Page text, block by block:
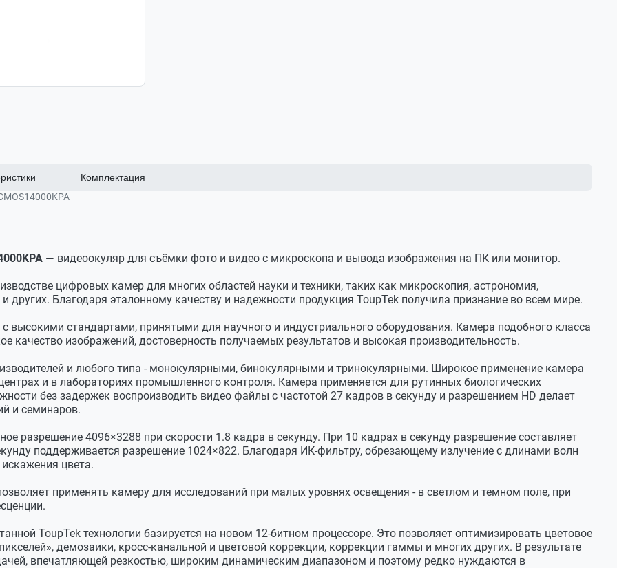
Комплектация
— видеоокуляр для съёмки фото и видео с микроскопа и вывода изображения на ПК или монитор.
цифровых камер для многих областей науки и техники, таких как микроскопия, астрономия,
Благодаря эталонному качеству и надежности продукция ToupTek получила признание во всем мире.
с высокими стандартами, принятыми для научного и индустриального оборудования. Камера подобного класса
качество изображений, достоверность получаемых результатов и высокая производительность.
и любого типа - монокулярными, бинокулярными и тринокулярными. Широкое применение камера
и в лабораториях промышленного контроля. Камера применяется для рутинных биологических
без задержек воспроизводить видео файлы с частотой 27 кадров в секунду и разрешением HD делает
и семинаров.
разрешение 4096×3288 при скорости 1.8 кадра в секунду. При 10 кадрах в секунду разрешение составляет
поддерживается разрешение 1024×822. Благодаря ИК-фильтру, обрезающему излучение с длинами волн
цвета.
применять камеру для исследований при малых уровнях освещения - в светлом и темном поле, при
ToupTek технологии базируется на новом 12-битном процессоре. Это позволяет оптимизировать цветовое
демозаики, кросс-канальной и цветовой коррекции, коррекции гаммы и многих других. В результате
впечатляющей резкостью, широким динамическим диапазоном и поэтому редко нуждаются в
в секунду
исследований в темном поле,
C-mount